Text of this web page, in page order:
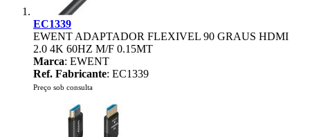
EC1339
EWENT ADAPTADOR FLEXIVEL 90 GRAUS HDMI
2.0 4K 60HZ M/F 0.15MT
Marca: EWENT
Ref. Fabricante: EC1339
Preço sob consulta